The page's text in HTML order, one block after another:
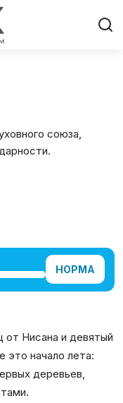
союза,
НОРМА
Нисана и девятый
это начало лета:
деревьев,